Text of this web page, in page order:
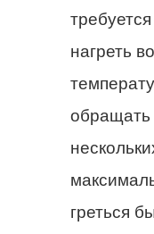
нагреть
обращать
греться